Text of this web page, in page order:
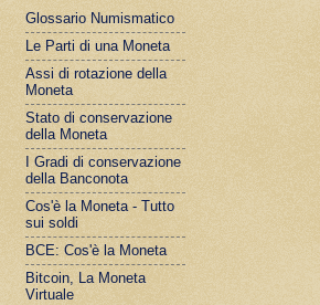
Glossario Numismatico
Le Parti di una Moneta
Assi di rotazione della
Moneta
Stato di conservazione
della Moneta
I Gradi di conservazione
della Banconota
Cos'è la Moneta - Tutto
sui soldi
BCE: Cos'è la Moneta
Bitcoin, La Moneta
Virtuale